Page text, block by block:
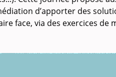
d’apporter des
face, via des exercices de